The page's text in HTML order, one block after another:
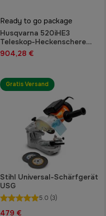
Ready to go package
Husqvarna 520iHE3
Teleskop-Heckenschere
Akku-Paket
904,28 €
Stihl Universal-Schärfgerät
USG
5.0 (3)
479 €
Gratis Versand